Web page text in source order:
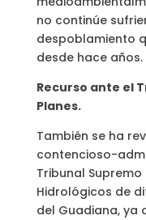
no continúe
despoblamiento
desde hace años.
Recurso ante el
Planes.
También se ha
contencioso-
Tribunal
Hidrológicos de
del Guadiana, ya